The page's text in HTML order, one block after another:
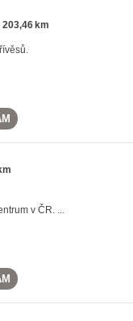
203,46 km
v ČR. ...